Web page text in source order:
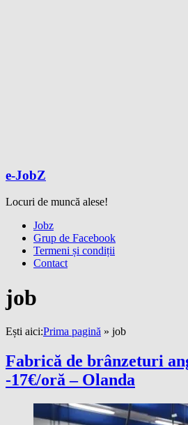
e-JobZ
Locuri de muncă alese!
Meniu Jobz
Grup de Facebook
Termeni și condiții
Contact
job
Ești aici:Prima pagină » job
Fabrică de brânzeturi
-17€/oră – Olanda